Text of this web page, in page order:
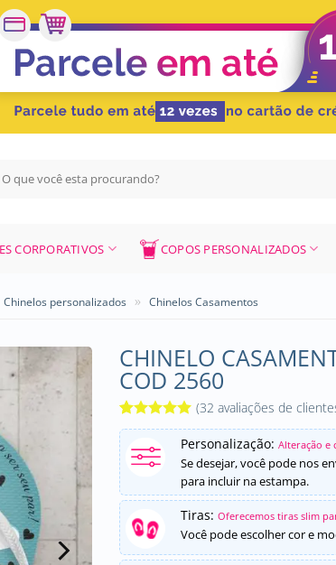
por:
CORPORATIVOS COPOS PERSONALIZADOS
Chinelos personalizados » Chinelos Casamentos
CHINELO
COD 2560
Avaliado
como
de
5, com
baseado em
32
avaliações
de clientes
(32 avaliações de
Personalização: Alteração e
Se desejar, você pode nos
para incluir na estampa.
Tiras: Oferecemos tiras slim
Você pode escolher cor e